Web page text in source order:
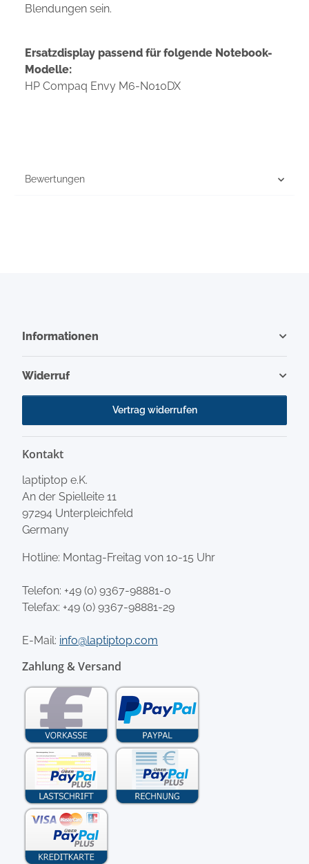
Blendungen sein.
Ersatzdisplay passend für folgende Notebook-
Modelle:
HP Compaq Envy M6-N010DX
Bewertungen
Informationen
Widerruf
Vertrag widerrufen
Kontakt
laptiptop e.K.
An der Spielleite 11
97294 Unterpleichfeld
Germany
Hotline: Montag-Freitag von 10-15 Uhr
Telefon: +49 (0) 9367-98881-0
Telefax: +49 (0) 9367-98881-29
E-Mail: info@laptiptop.com
Zahlung & Versand